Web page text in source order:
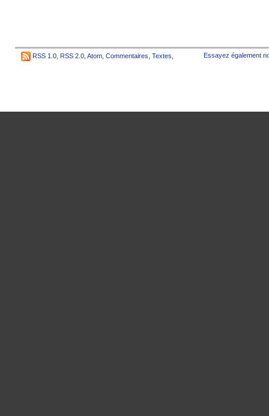
RSS 1.0 RSS 2.0 Atom Commentaires Textes Essayez également